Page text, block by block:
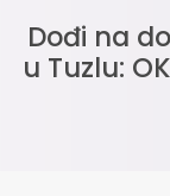
Dođi na
u Tuzlu: